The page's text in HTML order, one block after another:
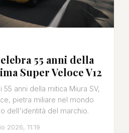
55 anni della
Super Veloce V12
anni della mitica Miura SV,
pietra miliare nel mondo
dell'identità del marchio.
2026, 11:19